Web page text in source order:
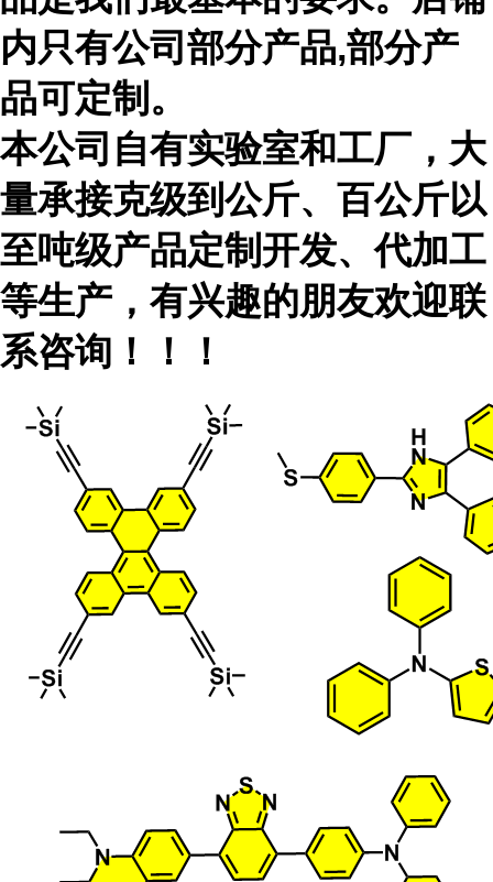
内只有公司部分产品,部分产
品可定制。
本公司自有实验室和工厂，大
量承接克级到公斤、百公斤以
至吨级产品定制开发、代加工
等生产，有兴趣的朋友欢迎联
系咨询！！！